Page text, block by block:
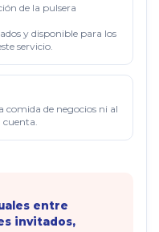
y disponible para los
servicio.
entre
invitados,